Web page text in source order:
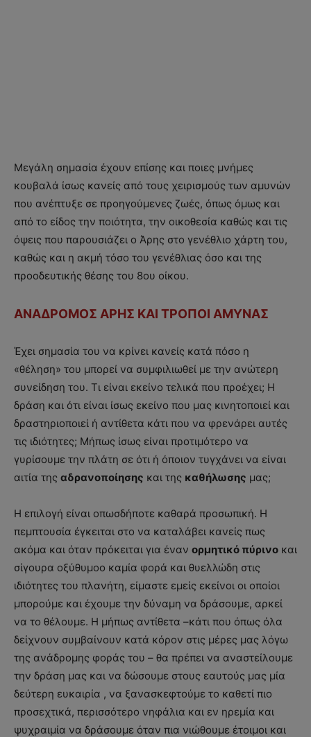
Μεγάλη σημασία έχουν επίσης και ποιες μνήμες
κουβαλά ίσως κανείς από τους χειρισμούς των αμυνών
που ανέπτυξε σε προηγούμενες ζωές, όπως όμως και
από το είδος την ποιότητα, την οικοθεσία καθώς και τις
όψεις που παρουσιάζει ο Άρης στο γενέθλιο χάρτη του,
καθώς και η ακμή τόσο του γενέθλιας όσο και της
προοδευτικής θέσης του 8ου οίκου.
ΑΝΑΔΡΟΜΟΣ ΑΡΗΣ ΚΑΙ ΤΡΟΠΟΙ ΑΜΥΝΑΣ
Έχει σημασία του να κρίνει κανείς κατά πόσο η
«θέληση» του μπορεί να συμφιλιωθεί με την ανώτερη
συνείδηση του. Τι είναι εκείνο τελικά που προέχει; H
δράση και ότι είναι ίσως εκείνο που μας κινητοποιεί και
δραστηριοποιεί ή αντίθετα κάτι που να φρενάρει αυτές
τις ιδιότητες; Μήπως ίσως είναι προτιμότερο να
γυρίσουμε την πλάτη σε ότι ή όποιον τυγχάνει να είναι
αιτία της αδρανοποίησης και της καθήλωσης μας;
Η επιλογή είναι οπωσδήποτε καθαρά προσωπική. Η
πεμπτουσία έγκειται στο να καταλάβει κανείς πως
ακόμα και όταν πρόκειται για έναν ορμητικό πύρινο και
σίγουρα οξύθυμοo καμία φορά και θυελλώδη στις
ιδιότητες του πλανήτη, είμαστε εμείς εκείνοι οι οποίοι
μπορούμε και έχουμε την δύναμη να δράσουμε, αρκεί
να το θέλουμε. Η μήπως αντίθετα –κάτι που όπως όλα
δείχνουν συμβαίνουν κατά κόρον στις μέρες μας λόγω
της ανάδρομης φοράς του – θα πρέπει να αναστείλουμε
την δράση μας και να δώσουμε στους εαυτούς μας μία
δεύτερη ευκαιρία , να ξανασκεφτούμε το καθετί πιο
προσεχτικά, περισσότερο νηφάλια και εν ηρεμία και
ψυχραιμία να δράσουμε όταν πια νιώθουμε έτοιμοι και